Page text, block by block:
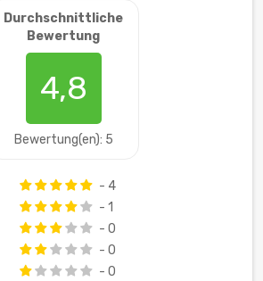
Durchschnittliche
Bewertung
4,8
Bewertung(en): 5
- 4
- 1
- 0
- 0
- 0